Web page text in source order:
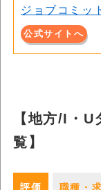
ジョブコミッ
公式サイトへ
【地方/I・
覧】
評価 職種・